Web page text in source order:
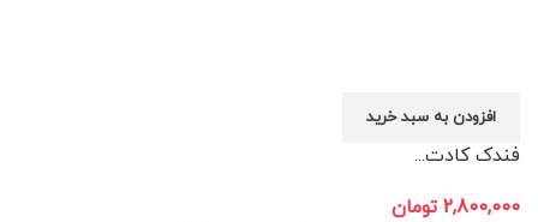
افزودن به سبد خرید
فندک کادت...
2,800,000 تومان